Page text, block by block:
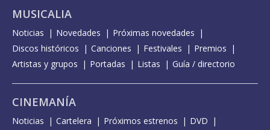
MUSICALIA
Noticias Novedades
Próximas novedades
Discos históricos
Canciones Festivales
Premios
Artistas y grupos
Portadas Listas Guía / directorio
CINEMANÍA
Noticias Cartelera Próximos estrenos
DVD